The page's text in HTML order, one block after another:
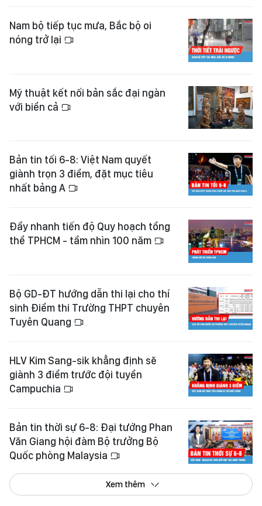
Nam bộ tiếp tục mưa, Bắc bộ oi
nóng trở lại
Mỹ thuật kết nối bản sắc đại ngàn
với biển cả
Bản tin tối 6-8: Việt Nam quyết
giành trọn 3 điểm, đặt mục tiêu
nhất bảng A
Đẩy nhanh tiến độ Quy hoạch tổng
thể TPHCM - tầm nhìn 100 năm
Bộ GD-ĐT hướng dẫn thi lại cho thí
sinh Điểm thi Trường THPT chuyên
Tuyên Quang
HLV Kim Sang-sik khẳng định sẽ
giành 3 điểm trước đội tuyển
Campuchia
Bản tin thời sự 6-8: Đại tướng Phan
Văn Giang hội đàm Bộ trưởng Bộ
Quốc phòng Malaysia
Xem thêm